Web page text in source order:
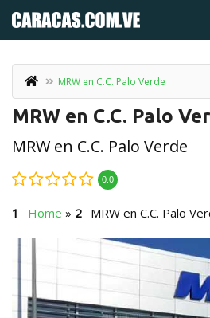
MRW en C.C. Palo Verde
MRW en C.C. Palo
MRW en C.C. Palo Verde
0.0
Home » MRW en C.C. Palo